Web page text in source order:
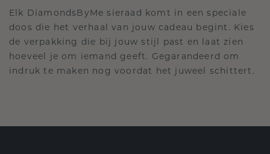
Elk DiamondsByMe sieraad komt in een speciale
doos die het verhaal van jouw cadeau begint. Kies
de verpakking die bij jouw stijl past en laat zien
hoeveel je om iemand geeft. Gegarandeerd om
indruk te maken nog voordat het juweel schittert.